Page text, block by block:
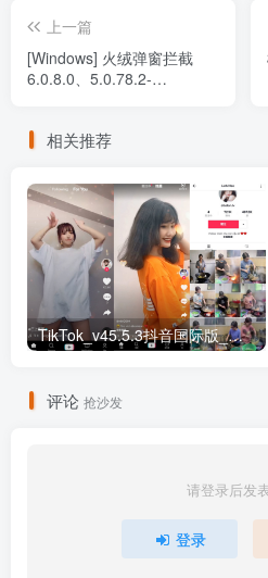
上一篇
[Windows] 火绒弹窗拦截
6.0.8.0、5.0.78.2-
相关推荐
TikTok_v45.5.3抖音国际版_免拔卡解锁全球版
评论 抢沙发
请登录后发
登录